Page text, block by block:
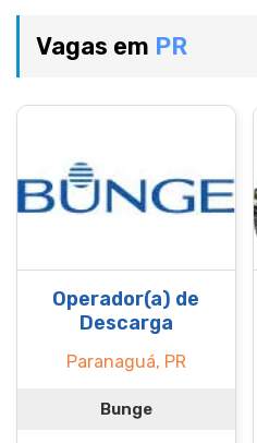
Vagas em PR
Operador(a) de
Descarga
Paranaguá, PR
Bunge